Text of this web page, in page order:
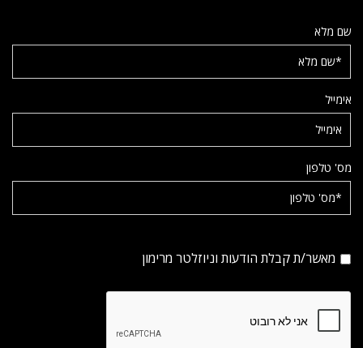
שם מלא
אימייל
מס' טלפון
מאשר/ת קבלת הודעות וניוזלטר מרימון